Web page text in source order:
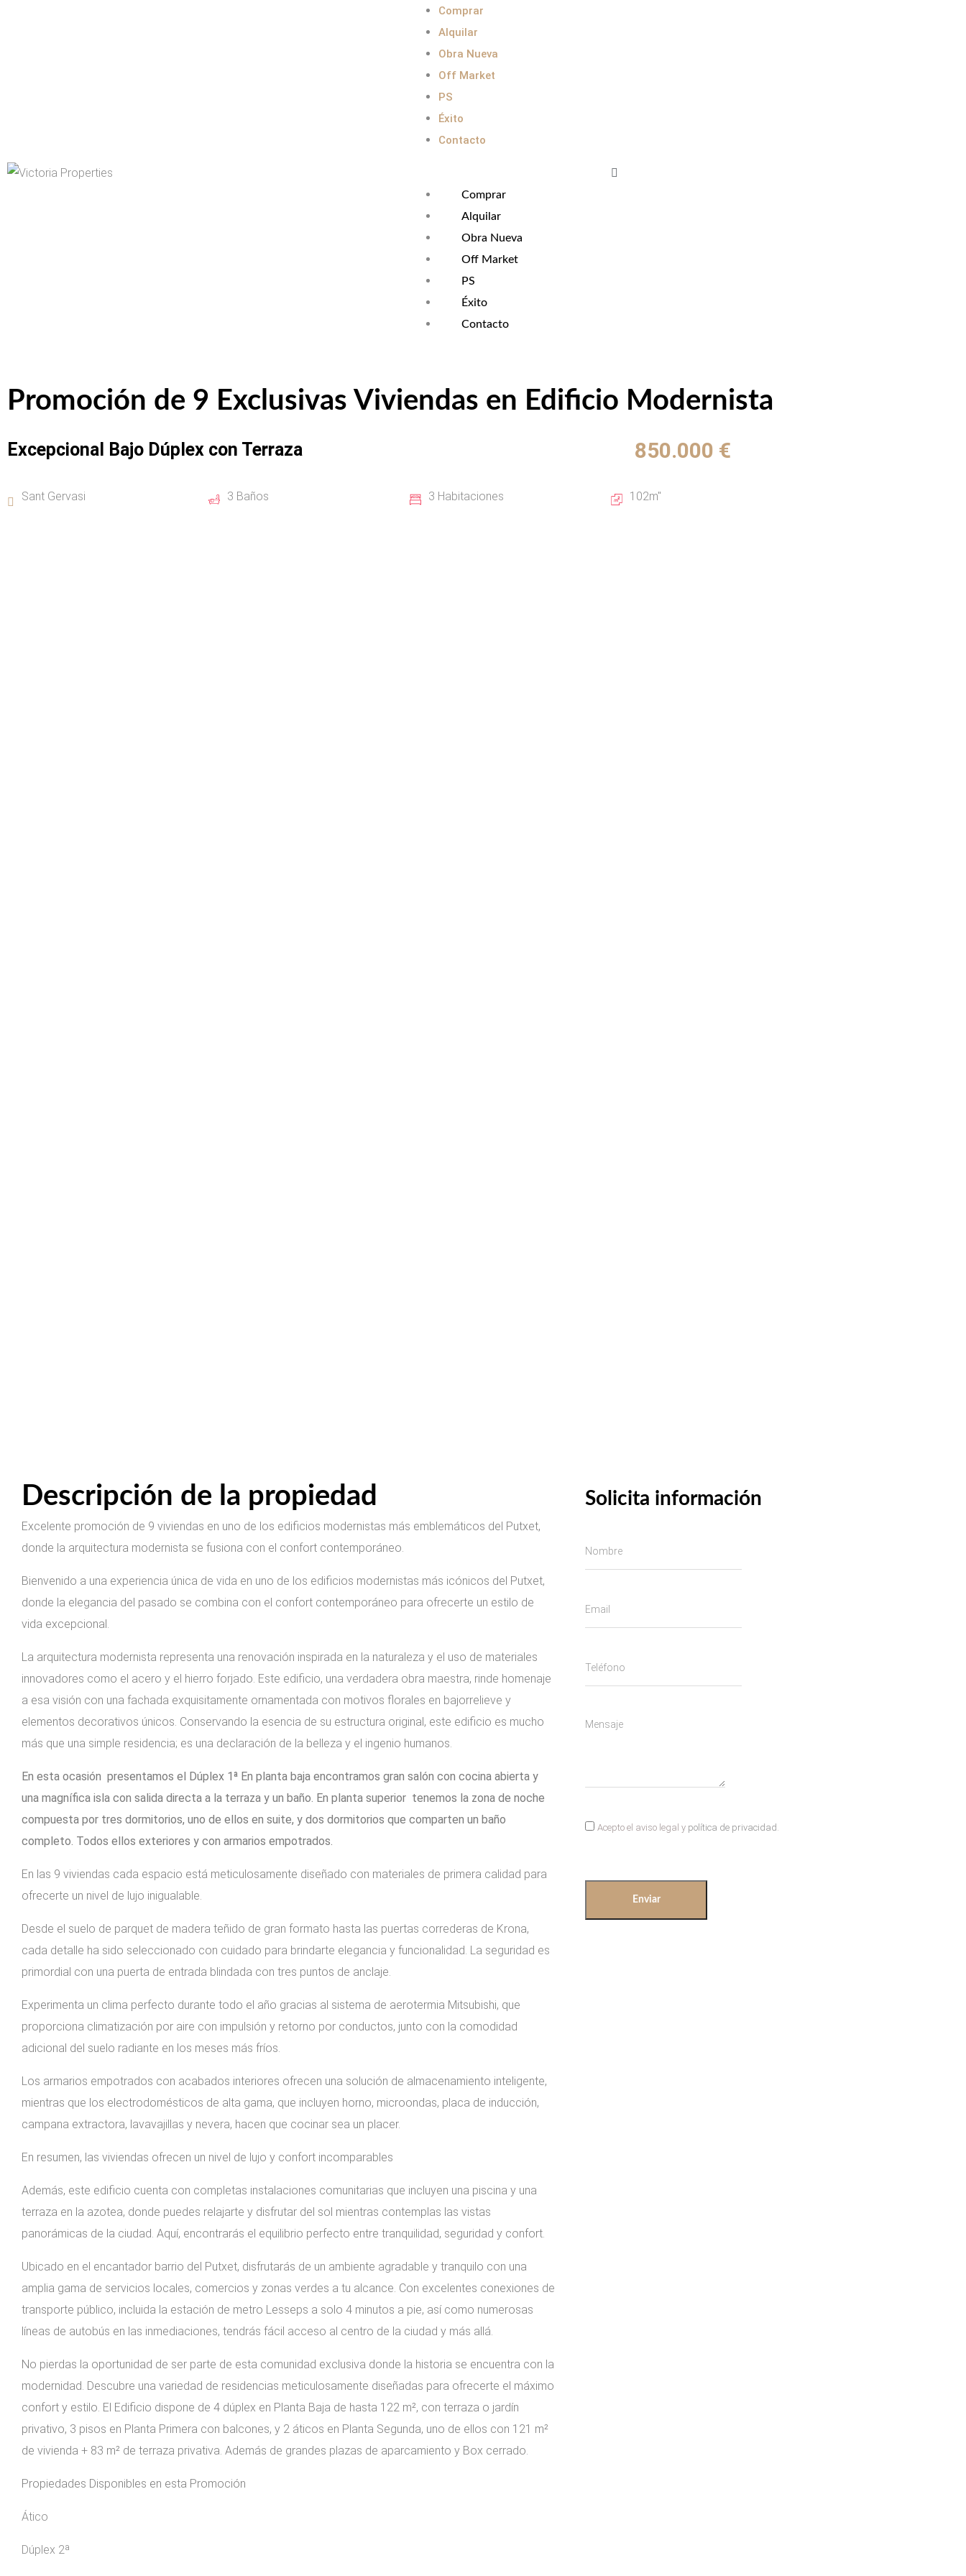
Comprar
Alquilar
Obra Nueva
Off Market
PS
Éxito
Contacto
Comprar
Alquilar
Obra Nueva
Off Market
PS
Éxito
Contacto
Promoción de 9 Exclusivas Viviendas en Edificio Modernista
Excepcional Bajo Dúplex con Terraza 850.000 €
Sant Gervasi 3 Baños 3 Habitaciones 102m"
Descripción de la propiedad
Excelente promoción de 9 viviendas en uno de los edificios modernistas más emblemáticos del Putxet,
donde la arquitectura modernista se fusiona con el confort contemporáneo.
Bienvenido a una experiencia única de vida en uno de los edificios modernistas más icónicos del Putxet,
donde la elegancia del pasado se combina con el confort contemporáneo para ofrecerte un estilo de
vida excepcional.
La arquitectura modernista representa una renovación inspirada en la naturaleza y el uso de materiales
innovadores como el acero y el hierro forjado. Este edificio, una verdadera obra maestra, rinde homenaje
a esa visión con una fachada exquisitamente ornamentada con motivos florales en bajorrelieve y
elementos decorativos únicos. Conservando la esencia de su estructura original, este edificio es mucho
más que una simple residencia; es una declaración de la belleza y el ingenio humanos.
En esta ocasión presentamos el Dúplex 1ª En planta baja encontramos gran salón con cocina abierta y
una magnífica isla con salida directa a la terraza y un baño. En planta superior tenemos la zona de noche
compuesta por tres dormitorios, uno de ellos en suite, y dos dormitorios que comparten un baño
completo. Todos ellos exteriores y con armarios empotrados.
En las 9 viviendas cada espacio está meticulosamente diseñado con materiales de primera calidad para
ofrecerte un nivel de lujo inigualable.
Desde el suelo de parquet de madera teñido de gran formato hasta las puertas correderas de Krona,
cada detalle ha sido seleccionado con cuidado para brindarte elegancia y funcionalidad. La seguridad es
primordial con una puerta de entrada blindada con tres puntos de anclaje.
Experimenta un clima perfecto durante todo el año gracias al sistema de aerotermia Mitsubishi, que
proporciona climatización por aire con impulsión y retorno por conductos, junto con la comodidad
adicional del suelo radiante en los meses más fríos.
Los armarios empotrados con acabados interiores ofrecen una solución de almacenamiento inteligente,
mientras que los electrodomésticos de alta gama, que incluyen horno, microondas, placa de inducción,
campana extractora, lavavajillas y nevera, hacen que cocinar sea un placer.
En resumen, las viviendas ofrecen un nivel de lujo y confort incomparables
Además, este edificio cuenta con completas instalaciones comunitarias que incluyen una piscina y una
terraza en la azotea, donde puedes relajarte y disfrutar del sol mientras contemplas las vistas
panorámicas de la ciudad. Aquí, encontrarás el equilibrio perfecto entre tranquilidad, seguridad y confort.
Ubicado en el encantador barrio del Putxet, disfrutarás de un ambiente agradable y tranquilo con una
amplia gama de servicios locales, comercios y zonas verdes a tu alcance. Con excelentes conexiones de
transporte público, incluida la estación de metro Lesseps a solo 4 minutos a pie, así como numerosas
líneas de autobús en las inmediaciones, tendrás fácil acceso al centro de la ciudad y más allá.
No pierdas la oportunidad de ser parte de esta comunidad exclusiva donde la historia se encuentra con la
modernidad. Descubre una variedad de residencias meticulosamente diseñadas para ofrecerte el máximo
confort y estilo. El Edificio dispone de 4 dúplex en Planta Baja de hasta 122 m², con terraza o jardín
privativo, 3 pisos en Planta Primera con balcones, y 2 áticos en Planta Segunda, uno de ellos con 121 m²
de vivienda + 83 m² de terraza privativa. Además de grandes plazas de aparcamiento y Box cerrado.
Propiedades Disponibles en esta Promoción
Ático
Dúplex 2ª
Solicita información
Acepto el aviso legal y política de privacidad .
Enviar